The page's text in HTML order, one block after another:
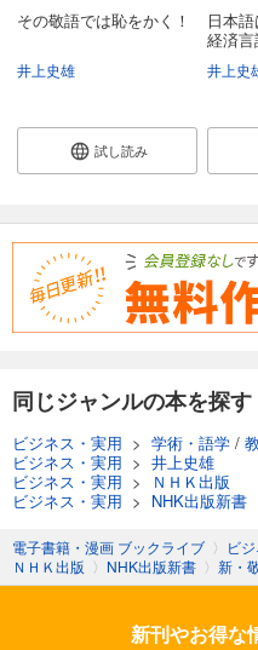
その敬語では恥をかく！
井上史雄
試し読み
日本
経済
井上史
同じジャンルの本を探す
ビジネス・実用 > 学術・語学 /
ビジネス・実用 > 井上史雄
ビジネス・実用 >
ＮＨＫ出版
ビジネス・実用 > NHK出版新書
電子書籍・漫画 ブックライブ 〉 ビ
ＮＨＫ出版 〉 NHK出版新書 〉 新・
新刊やお得な